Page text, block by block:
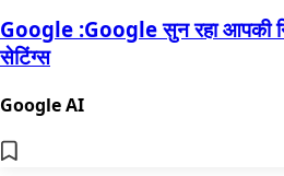
Google :Google सुन रहा आपकी
सेटिंग्स
Google AI